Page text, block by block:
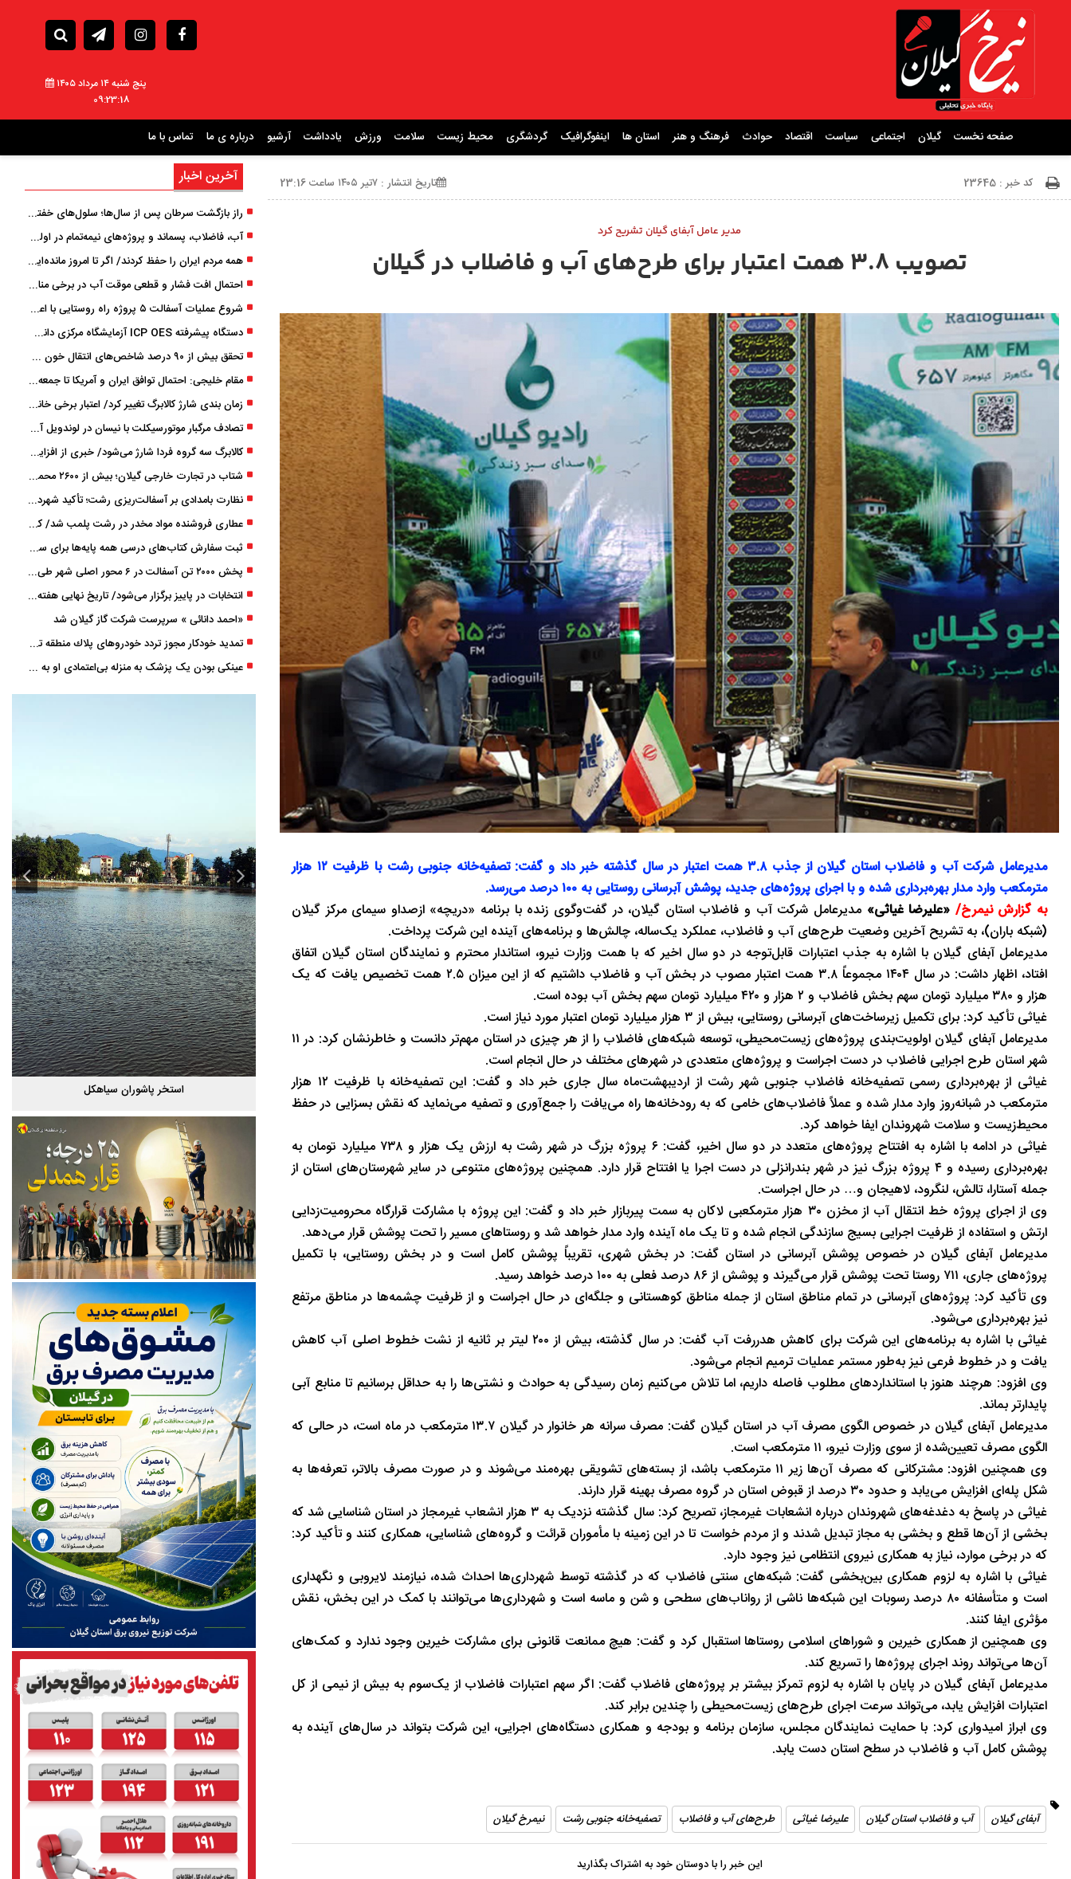
پنج شنبه ۱۴ مرداد ۱۴۰۵
09:23:20
صفحه نخست گیلان اجتماعی سیاست اقتصاد حوادث فرهنگ و هنر استان ها اینفوگرافیک گردشگری محیط زیست سلامت ورزش یادداشت آرشیو درباره ی ما تماس با ما
کد خبر : 23645 تاریخ انتشار : ۷تیر ۱۴۰۵ ساعت 23:16
مدیر عامل آبفای گیلان تشریح کرد
تصویب ۳.۸ همت اعتبار برای طرح‌های آب و فاضلاب در گیلان
مدیرعامل شرکت آب و فاضلاب استان گیلان از جذب ۳.۸ همت اعتبار در سال گذشته خبر داد و گفت: تصفیه‌خانه جنوبی رشت با ظرفیت ۱۲ هزار
مترمکعب وارد مدار بهره‌برداری شده و با اجرای پروژه‌های جدید، پوشش آبرسانی روستایی به ۱۰۰ درصد می‌رسد.
به گزارش نیمرخ/ «علیرضا غیاثی» مدیرعامل شرکت آب و فاضلاب استان گیلان، در گفت‌وگوی زنده با برنامه «دریچه» ازصداو سیمای مرکز گیلان
(شبکه باران)، به تشریح آخرین وضعیت طرح‌های آب و فاضلاب، عملکرد یک‌ساله، چالش‌ها و برنامه‌های آینده این شرکت پرداخت.
مدیرعامل آبفای گیلان با اشاره به جذب اعتبارات قابل‌توجه در دو سال اخیر که با همت وزارت نیرو، استاندار محترم و نمایندگان استان گیلان اتفاق
افتاد، اظهار داشت: در سال ۱۴۰۴ مجموعاً ۳.۸ همت اعتبار مصوب در بخش آب و فاضلاب داشتیم که از این میزان ۲.۵ همت تخصیص یافت که یک
هزار و ۳۸۰ میلیارد تومان سهم بخش فاضلاب و ۲ هزار و ۴۲۰ میلیارد تومان سهم بخش آب بوده است.
غیاثی تأکید کرد: برای تکمیل زیرساخت‌های آبرسانی روستایی، بیش از ۳ هزار میلیارد تومان اعتبار مورد نیاز است.
مدیرعامل آبفای گیلان اولویت‌بندی پروژه‌های زیست‌محیطی، توسعه شبکه‌های فاضلاب را از هر چیزی در استان مهم‌تر دانست و خاطرنشان کرد: در ۱۱
شهر استان طرح اجرایی فاضلاب در دست اجراست و پروژه‌های متعددی در شهرهای مختلف در حال انجام است.
غیاثی از بهره‌برداری رسمی تصفیه‌خانه فاضلاب جنوبی شهر رشت از اردیبهشت‌ماه سال جاری خبر داد و گفت: این تصفیه‌خانه با ظرفیت ۱۲ هزار
مترمکعب در شبانه‌روز وارد مدار شده و عملاً فاضلاب‌های خامی که به رودخانه‌ها راه می‌یافت را جمع‌آوری و تصفیه می‌نماید که نقش بسزایی در حفظ
محیط‌زیست و سلامت شهروندان ایفا خواهد کرد.
غیاثی در ادامه با اشاره به افتتاح پروژه‌های متعدد در دو سال اخیر، گفت: ۶ پروژه بزرگ در شهر رشت به ارزش یک هزار و ۷۳۸ میلیارد تومان به
بهره‌برداری رسیده و ۴ پروژه بزرگ نیز در شهر بندرانزلی در دست اجرا یا افتتاح قرار دارد. همچنین پروژه‌های متنوعی در سایر شهرستان‌های استان از
جمله آستارا، تالش، لنگرود، لاهیجان و… در حال اجراست.
وی از اجرای پروژه خط انتقال آب از مخزن ۳۰ هزار مترمکعبی لاکان به سمت پیربازار خبر داد و گفت: این پروژه با مشارکت قرارگاه محرومیت‌زدایی
ارتش و استفاده از ظرفیت اجرایی بسیج سازندگی انجام شده و تا یک ماه آینده وارد مدار خواهد شد و روستاهای مسیر را تحت پوشش قرار می‌دهد.
مدیرعامل آبفای گیلان در خصوص پوشش آبرسانی در استان گفت: در بخش شهری، تقریباً پوشش کامل است و در بخش روستایی، با تکمیل
پروژه‌های جاری، ۷۱۱ روستا تحت پوشش قرار می‌گیرند و پوشش از ۸۶ درصد فعلی به ۱۰۰ درصد خواهد رسید.
وی تأکید کرد: پروژه‌های آبرسانی در تمام مناطق استان از جمله مناطق کوهستانی و جلگه‌ای در حال اجراست و از ظرفیت چشمه‌ها در مناطق مرتفع
نیز بهره‌برداری می‌شود.
غیاثی با اشاره به برنامه‌های این شرکت برای کاهش هدررفت آب گفت: در سال گذشته، بیش از ۲۰۰ لیتر بر ثانیه از نشت خطوط اصلی آب کاهش
یافت و در خطوط فرعی نیز به‌طور مستمر عملیات ترمیم انجام می‌شود.
وی افزود: هرچند هنوز با استانداردهای مطلوب فاصله داریم، اما تلاش می‌کنیم زمان رسیدگی به حوادث و نشتی‌ها را به حداقل برسانیم تا منابع آبی
پایدارتر بماند.
مدیرعامل آبفای گیلان در خصوص الگوی مصرف آب در استان گیلان گفت: مصرف سرانه هر خانوار در گیلان ۱۳.۷ مترمکعب در ماه است، در حالی که
الگوی مصرف تعیین‌شده از سوی وزارت نیرو، ۱۱ مترمکعب است.
وی همچنین افزود: مشترکانی که مصرف آن‌ها زیر ۱۱ مترمکعب باشد، از بسته‌های تشویقی بهره‌مند می‌شوند و در صورت مصرف بالاتر، تعرفه‌ها به
شکل پله‌ای افزایش می‌یابد و حدود ۳۰ درصد از قبوض استان در گروه مصرف بهینه قرار دارند.
غیاثی در پاسخ به دغدغه‌های شهروندان درباره انشعابات غیرمجاز، تصریح کرد: سال گذشته نزدیک به ۳ هزار انشعاب غیرمجاز در استان شناسایی شد که
بخشی از آن‌ها قطع و بخشی به مجاز تبدیل شدند و از مردم خواست تا در این زمینه با مأموران قرائت و گروه‌های شناسایی، همکاری کنند و تأکید کرد:
که در برخی موارد، نیاز به همکاری نیروی انتظامی نیز وجود دارد.
غیاثی با اشاره به لزوم همکاری بین‌بخشی گفت: شبکه‌های سنتی فاضلاب که در گذشته توسط شهرداری‌ها احداث شده، نیازمند لایروبی و نگهداری
است و متأسفانه ۸۰ درصد رسوبات این شبکه‌ها ناشی از رواناب‌های سطحی و شن و ماسه است و شهرداری‌ها می‌توانند با کمک در این بخش، نقش
مؤثری ایفا کنند.
وی همچنین از همکاری خیرین و شوراهای اسلامی روستاها استقبال کرد و گفت: هیچ ممانعت قانونی برای مشارکت خیرین وجود ندارد و کمک‌های
آن‌ها می‌تواند روند اجرای پروژه‌ها را تسریع کند.
مدیرعامل آبفای گیلان در پایان با اشاره به لزوم تمرکز بیشتر بر پروژه‌های فاضلاب گفت: اگر سهم اعتبارات فاضلاب از یک‌سوم به بیش از نیمی از کل
اعتبارات افزایش یابد، می‌تواند سرعت اجرای طرح‌های زیست‌محیطی را چندین برابر کند.
وی ابراز امیدواری کرد: با حمایت نمایندگان مجلس، سازمان برنامه و بودجه و همکاری دستگاه‌های اجرایی، این شرکت بتواند در سال‌های آینده به
پوشش کامل آب و فاضلاب در سطح استان دست یابد.
آبفای گیلان آب و فاضلاب استان گیلان علیرضا غیاثی طرح‌های آب و فاضلاب تصفیه‌خانه جنوبی رشت نیمرخ گیلان
این خبر را با دوستان خود به اشتراک بگذارید
آخرین اخبار
راز بازگشت سرطان پس از سال‌ها؛ سلول‌های خفته چگونه دوباره بیدار می‌شوند؟
آب، فاضلاب، پسماند و پروژه‌های نیمه‌تمام در اولویت مصوبات سفر دولت
همه مردم ایران را حفظ کردند/ اگر تا امروز مانده‌ایم، به ‌خاطر مردم نجیب ایران بوده است
احتمال افت فشار و قطعی موقت آب در برخی مناطق گیلان
شروع عملیات آسفالت ۵ پروژه راه ‌روستایی با اعتبار ۳۷۰ میلیاردی در گیلان
دستگاه پیشرفته ICP OES آزمایشگاه مرکزی دانشگاه گیلان دوباره راه‌اندازی شد
تحقق بیش از ۹۰ درصد شاخص‌های انتقال خون گیلان/ نیاز فوری به نوسازی تجهیزات آزمایشگاهی
مقام خلیجی: احتمال توافق ایران و آمریکا تا جمعه 50 درصد است
زمان ‌بندی شارژ کالابرگ تغییر کرد/ اعتبار برخی خانوارها ماه بعد واریز می‌شود
تصادف مرگبار موتورسیکلت با نیسان در لوندویل آستارا/ انتقال مصدوم با اورژانس هوایی به رشت
کالابرگ سه گروه فردا شارژ می‌شود/ خبری از افزایش اعتبار نیست
شتاب در تجارت خارجی گیلان؛ بیش از ۲۶۰۰ محموله زیر ذره‌بین استاندارد
نظارت بامدادی بر آسفالت‌ریزی رشت؛ تأکید شهردار و بازرس کل بر کیفیت اجرای پروژه‌ها
عطاری فروشنده مواد مخدر در رشت پلمب شد/ کشف 8 هزار قرص و 50 لیتر شربت توهم ‌زا
ثبت سفارش کتاب‌های درسی همه پایه‌ها برای سال تحصیلی ۱۴۰۶ ۱۴۰۵ فعال شد
پخش ۲۰۰۰ تن آسفالت در ۶ محور اصلی شهر طی یک شب
انتخابات در پاییز برگزار می‌شود/ تاریخ نهایی هفته آینده اعلام می‌شود
«احمد دانائی » سرپرست شرکت گاز گیلان شد
تمدید خودكار مجوز تردد خودروهای پلاك منطقه تا پایان آذر ۱۴۰۵
عینکی‌ بودن یک پزشک به منزله بی‌اعتمادی او به «لیزیک» است؟
استخر پاشوران سیاهکل پاییز هزار رنگ گیلان شب های همیشه روشن رشت در دل روستاهای گیلان